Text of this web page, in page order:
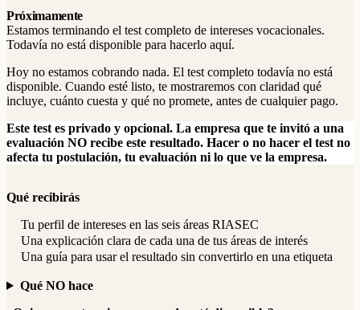
Próximamente
Estamos terminando el test completo de intereses vocacionales.
Todavía no está disponible para hacerlo aquí.
Hoy no estamos cobrando nada. El test completo todavía no está
disponible. Cuando esté listo, te mostraremos con claridad qué
incluye, cuánto cuesta y qué no promete, antes de cualquier pago.
Este test es privado y opcional. La empresa que te invitó a una
evaluación NO recibe este resultado. Hacer o no hacer el test no
afecta tu postulación, tu evaluación ni lo que ve la empresa.
Qué recibirás
Tu perfil de intereses en las seis áreas RIASEC
Una explicación clara de cada una de tus áreas de interés
Una guía para usar el resultado sin convertirlo en una etiqueta
Qué NO hace